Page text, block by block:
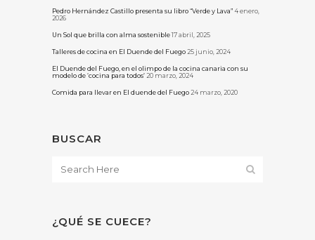
Pedro Hernández Castillo presenta su libro “Verde y Lava” 4 enero,
2026
Un Sol que brilla con alma sostenible17 abril, 2025
Talleres de cocina en El Duende del Fuego 25 junio, 2024
El Duende del Fuego, en el olimpo de la cocina canaria con su
modelo de ‘cocina para todos’ 20 marzo, 2024
Comida para llevar en El duende del Fuego 24 marzo, 2020
BUSCAR
¿QUÉ SE CUECE?